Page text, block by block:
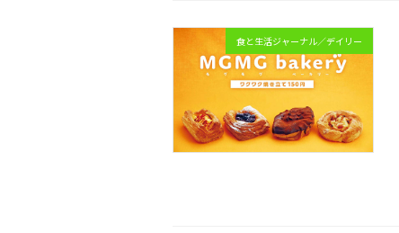
食と生活ジャーナル／デイリー